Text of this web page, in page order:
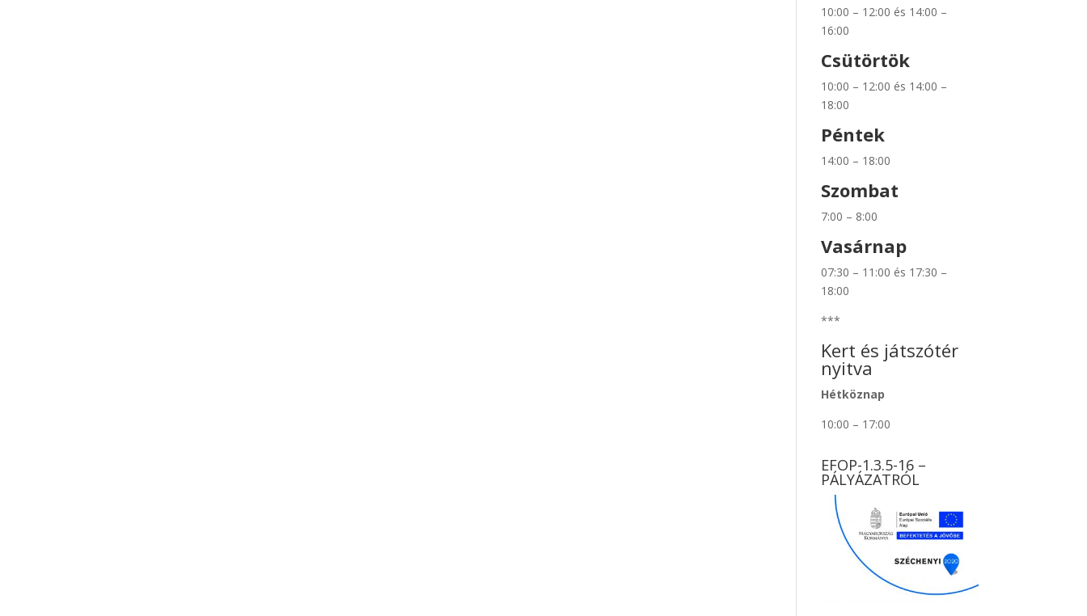
10:00 – 12:00 és 14:00 –
16:00
Csütörtök
10:00 – 12:00 és 14:00 –
18:00
Péntek
14:00 – 18:00
Szombat
7:00 – 8:00
Vasárnap
07:30 – 11:00 és 17:30 –
18:00
***
Kert és játszótér
nyitva
Hétköznap
10:00 – 17:00
EFOP-1.3.5-16 –
PÁLYÁZATRÓL